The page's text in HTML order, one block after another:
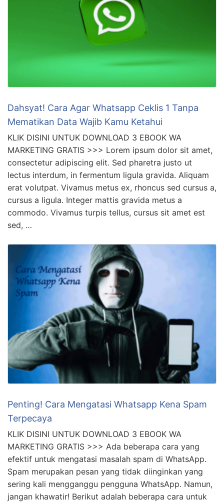
Dahsyat! Cara Agar Whatsapp Ceklis 1 Tanpa
Mematikan Data Wajib Kamu Ketahui
KLIK DISINI UNTUK DOWNLOAD 3 EBOOK WA
MARKETING GRATIS >>> Lorem ipsum dolor sit amet,
consectetur adipiscing elit. Sed pharetra justo ut
lectus interdum, in fermentum ligula gravida. Aliquam
erat volutpat. Vivamus metus ex, rhoncus sed cursus a,
cursus a ligula. Integer mattis gravida metus a
commodo. Vivamus turpis tellus, cursus sit amet est
sed, …
Penting! Cara Mengatasi Whatsapp Kena Spam
Terpecaya
KLIK DISINI UNTUK DOWNLOAD 3 EBOOK WA
MARKETING GRATIS >>> Ada beberapa cara yang
efektif untuk mengatasi masalah spam di WhatsApp.
Spam merupakan pesan yang tidak diinginkan yang
sering kali mengganggu pengguna WhatsApp. Namun,
jangan khawatir! Berikut adalah beberapa cara untuk